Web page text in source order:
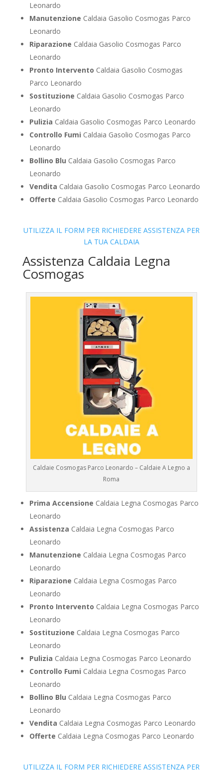
Leonardo
Manutenzione Caldaia Gasolio Cosmogas Parco
Leonardo
Riparazione Caldaia Gasolio Cosmogas Parco
Leonardo
Pronto Intervento Caldaia Gasolio Cosmogas
Parco Leonardo
Sostituzione Caldaia Gasolio Cosmogas Parco
Leonardo
Pulizia Caldaia Gasolio Cosmogas Parco Leonardo
Controllo Fumi Caldaia Gasolio Cosmogas Parco
Leonardo
Bollino Blu Caldaia Gasolio Cosmogas Parco
Leonardo
Vendita Caldaia Gasolio Cosmogas Parco Leonardo
Offerte Caldaia Gasolio Cosmogas Parco Leonardo
UTILIZZA IL FORM PER RICHIEDERE ASSISTENZA PER
LA TUA CALDAIA
Assistenza Caldaia Legna
Cosmogas
Caldaie Cosmogas Parco Leonardo – Caldaie A Legno a
Roma
Prima Accensione Caldaia Legna Cosmogas Parco
Leonardo
Assistenza Caldaia Legna Cosmogas Parco
Leonardo
Manutenzione Caldaia Legna Cosmogas Parco
Leonardo
Riparazione Caldaia Legna Cosmogas Parco
Leonardo
Pronto Intervento Caldaia Legna Cosmogas Parco
Leonardo
Sostituzione Caldaia Legna Cosmogas Parco
Leonardo
Pulizia Caldaia Legna Cosmogas Parco Leonardo
Controllo Fumi Caldaia Legna Cosmogas Parco
Leonardo
Bollino Blu Caldaia Legna Cosmogas Parco
Leonardo
Vendita Caldaia Legna Cosmogas Parco Leonardo
Offerte Caldaia Legna Cosmogas Parco Leonardo
UTILIZZA IL FORM PER RICHIEDERE ASSISTENZA PER